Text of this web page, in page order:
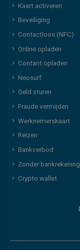
Kaart activeren
Beveiliging
Contactloos (NFC)
Online opladen
Contant opladen
Neosurf
Geld sturen
Fraude vermijden
Werknemerskaart
Reizen
Bankverbod
Zonder bankrekening
Crypto wallet